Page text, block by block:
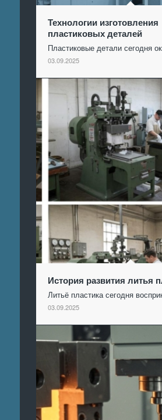
Технологии изготовления
пластиковых деталей
Пластиковые детали сегодня
03.09.2025
История развития литья
Литьё пластика сегодня
03.09.2025